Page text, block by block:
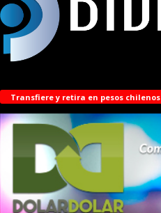
Transfiere y retira en pesos chilenos